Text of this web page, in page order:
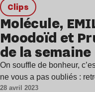
clips
Molécule,
Moodoïd et
de la semaine
On souffle de bonheur,
ne vous a pas oubliés :
28 avril 2023